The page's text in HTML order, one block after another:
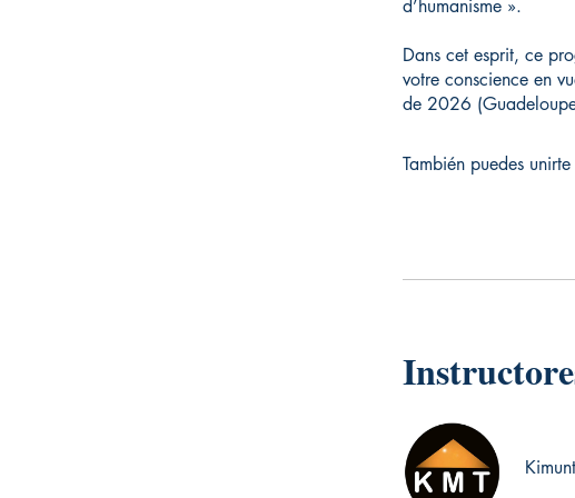
d’humanisme ».
Dans cet esprit, ce
votre conscience en
de 2026
También puedes